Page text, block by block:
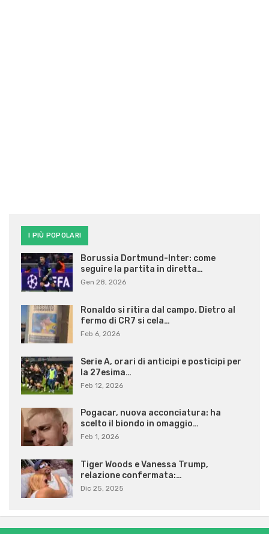
I PIÙ POPOLARI
Borussia Dortmund-Inter: come
seguire la partita in diretta…
Gen 28, 2026
Ronaldo si ritira dal campo. Dietro al
fermo di CR7 si cela…
Feb 6, 2026
Serie A, orari di anticipi e posticipi per
la 27esima…
Feb 12, 2026
Pogacar, nuova acconciatura: ha
scelto il biondo in omaggio…
Feb 1, 2026
Tiger Woods e Vanessa Trump,
relazione confermata:…
Dic 25, 2025